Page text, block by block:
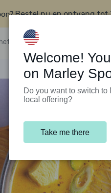
Bestel nu en ontvang tot
Klantenservice
Welcome!
on Marley
Do you want to switch
local offering?
Take me there